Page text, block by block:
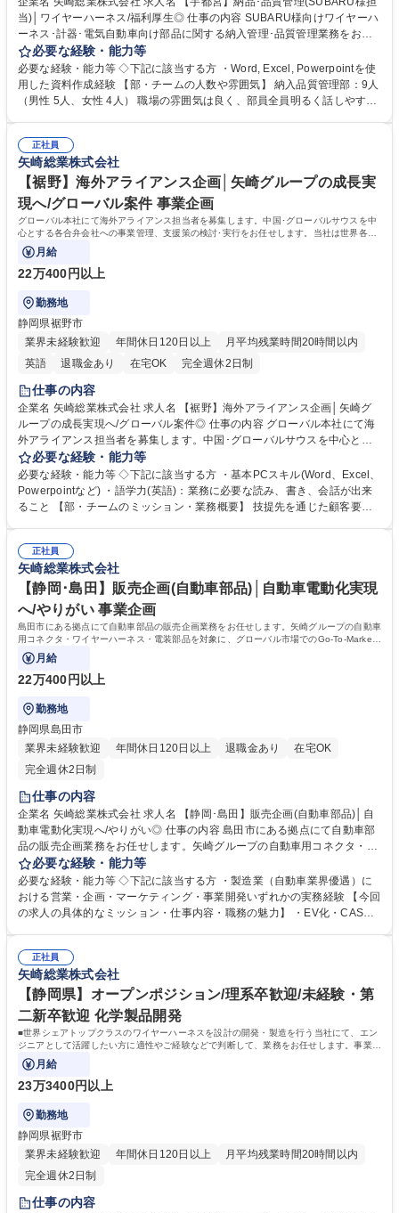
当)│ワイヤーハーネス/福利厚生◎ 仕事の内容 SUBARU様向けワイヤーハ
ーネス･計器･電気自動車向け部品に関する納入管理･品質管理業務をお任
せします。顧客と社内関係部署のパイプ役として大切な役割を担います。
●SUBARUとの納入･品質に関わる管理･調整 ●納入管理（受発注、試作、
量産、補修）全般 ●品質管理、不具合対応、品質改善 ●発生費用の請求・
回収 ●設計変更管理業務。 ●工程変更管理業務。 募集職種 【宇都宮】納
必要な経験・能力等
必要な経験・能力等 ◇下記に該当する方 ・Word, Excel, Powerpointを使
用した資料作成経験 【部・チームの人数や雰囲気】 納入品質管理部：9人
（男性 5人、女性 4人） 職場の雰囲気は良く、部員全員明るく話しやすい
正社員
矢崎総業株式会社
【裾野】海外アライアンス企画│矢崎グループの成長実
現へ/グローバル案件 事業企画
グローバル本社にて海外アライアンス担当者を募集します。中国･グローバルサウスを中
心とする各合弁会社への事業管理、支援策の検討･実行をお任せします。当社は世界各国
に展開するグローバルカンパニーです。
月給
22万400円以上
勤務地
静岡県裾野市
業界未経験歓迎
年間休日120日以上
月平均残業時間20時間以内
英語
退職金あり 在宅OK 完全週休2日制
仕事の内容
企業名 矢崎総業株式会社 求人名 【裾野】海外アライアンス企画│矢崎グ
ループの成長実現へ/グローバル案件◎ 仕事の内容 グローバル本社にて海
外アライアンス担当者を募集します。中国･グローバルサウスを中心とす
る各合弁会社への事業管理、支援策の検討･実行をお任せします。当社は
世界各国に展開するグローバルカンパニーです。 株主総会・取締役会運営
のような経営視点が求められるもの、契約締結、月次管理といった専門部
署との協働が必要なもの、さらには見積もり支援対応などの日常業務支援
ます。 募集職種 【裾野】海外アライアンス企画│矢崎グループの成長実現
へ/グローバル案件◎
必要な経験・能力等
必要な経験・能力等 ◇下記に該当する方 ・基本PCスキル(Word、Excel、
Powerpointなど) ・語学力(英語)：業務に必要な読み、書き、会話が出来
ること 【部・チームのミッション・業務概要】 技提先を通じた顧客要望
合弁・技提パートナーとの連携を推進し、利益最大化に貢献いただきま
す。経営者が正しく判断できるよう、合弁事業の経営状況を把握、課題と
打ち手を提言します。 学歴・資格 学歴：大学院 大学 高専 語学力：英語
資格：
正社員
矢崎総業株式会社
【静岡･島田】販売企画(自動車部品)│自動車電動化実現
へ/やりがい 事業企画
島田市にある拠点にて自動車部品の販売企画業務をお任せします。矢崎グループの自動車
用コネクタ・ワイヤーハーネス・電装部品を対象に、グローバル市場でのGo-To-Market
戦略を立案・推進する部門です。
月給
22万400円以上
勤務地
静岡県島田市
業界未経験歓迎
年間休日120日以上 退職金あり
在宅OK
完全週休2日制
仕事の内容
企業名 矢崎総業株式会社 求人名 【静岡･島田】販売企画(自動車部品)│自
動車電動化実現へ/やりがい◎ 仕事の内容 島田市にある拠点にて自動車部
品の販売企画業務をお任せします。矢崎グループの自動車用コネクタ・ワ
イヤーハーネス・電装部品を対象に、グローバル市場でのGo-To-Market戦
略を立案・推進する部門です。 ●市場調査・競合分析（市場規模推計、TA
M/SAM算出、PESTEL・3C・STPフレームワークの活用） ●製品ポートフ
ォリオに基づく商品戦略の策定支援、新規事業領域の探索 ●競合ベンチマ
t） 募集職種 【静岡･島田】販売企画(自動車部品)│自動車電動化実現へ/や
りがい◎
必要な経験・能力等
必要な経験・能力等 ◇下記に該当する方 ・製造業（自動車業界優遇）に
おける営業・企画・マーケティング・事業開発いずれかの実務経験 【今回
の求人の具体的なミッション・仕事内容・職務の魅力】 ・EV化・CASE
く、経営に近い視座で仕事ができます ・日本に居ながらグローバル市場
（中国・インド・北米・欧州）を俯瞰し、戦略立案スキルを磨ける環境で
す 学歴・資格 学歴：大学院 大学 高専 短大 専修学校 高校 語学力： 資
格：
正社員
矢崎総業株式会社
【静岡県】オープンポジション/理系卒歓迎/未経験・第
二新卒歓迎 化学製品開発
■世界シェアトップクラスのワイヤーハーネスを設計の開発・製造を行う当社にて、エン
ジニアとして活躍したい方に適性やご経験などで判断して、業務をお任せします。事業拡
大に伴い、理系出身の方のご応募
月給
23万3400円以上
勤務地
静岡県裾野市
業界未経験歓迎
年間休日120日以上
月平均残業時間20時間以内
完全週休2日制
仕事の内容